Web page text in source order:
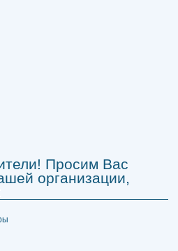
Просим Вас
организации,